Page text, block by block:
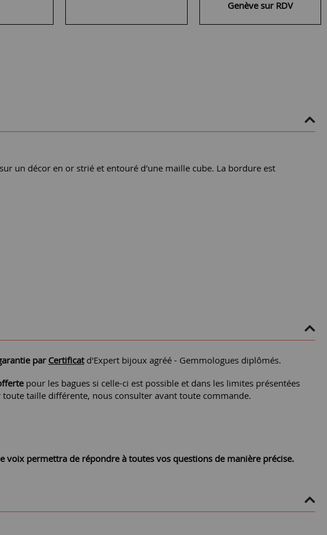
Genève sur RDV
un décor en or strié et entouré d'une maille cube. La bordure est
parCertificatd'Expert bijoux agréé - Gemmologues diplômés.
pour les bagues si celle-ci est possible et dans les limites présentées
toute taille différente, nous consulter avant toute commande.
voix permettra de répondre à toutes vos questions de manière précise.